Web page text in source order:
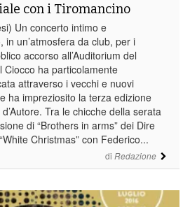
di Redazione
con i Tiromancino
Un concerto intimo e
in un’atmosfera da club, per i
accorso all’Auditorium del
Ciocco ha particolamente
attraverso i vecchi e nuovi
ha impreziosito la terza edizione
Tra le chicche della serata
di “Brothers in arms” dei Dire
Christmas” con Federico...